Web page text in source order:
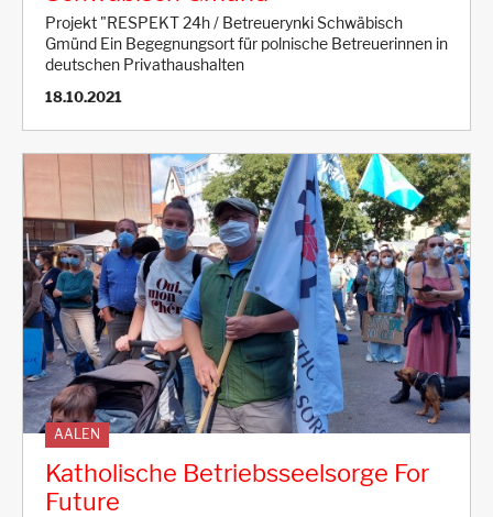
Projekt "RESPEKT 24h / Betreuerynki Schwäbisch
Gmünd Ein Begegnungsort für polnische Betreuerinnen in
deutschen Privathaushalten
18.10.2021
AALEN
Katholische Betriebsseelsorge For
Future